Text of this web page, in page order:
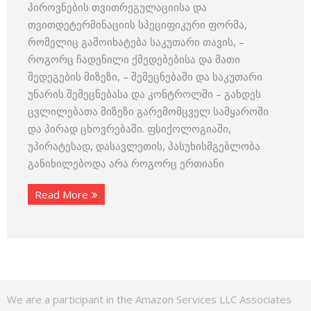
პიროვნების თვითრეგულაციისა და
თვითდეტერმინაციის სპეციფიკური ფორმა,
რომელიც გამოიხატება საკუთარი თავის, –
როგორც ჩადენილი ქმედებებისა და მათი
შედეგების მიზეზი, – შემეცნებაში და საკუთარი
უნარის შემეცნებასა და კონტროლში – გახდეს
ცვლილებათა მიზეზი გარემომცველ სამყაროში
და პირად ცხოვრებაში. ფსიქოლოგიაში,
უპირატესად, დასავლეთის, პასუხისმგებლობა
განიხილებოდა არა როგორც ერთიანი
Read More
We are a participant in the Amazon Services LLC Associates